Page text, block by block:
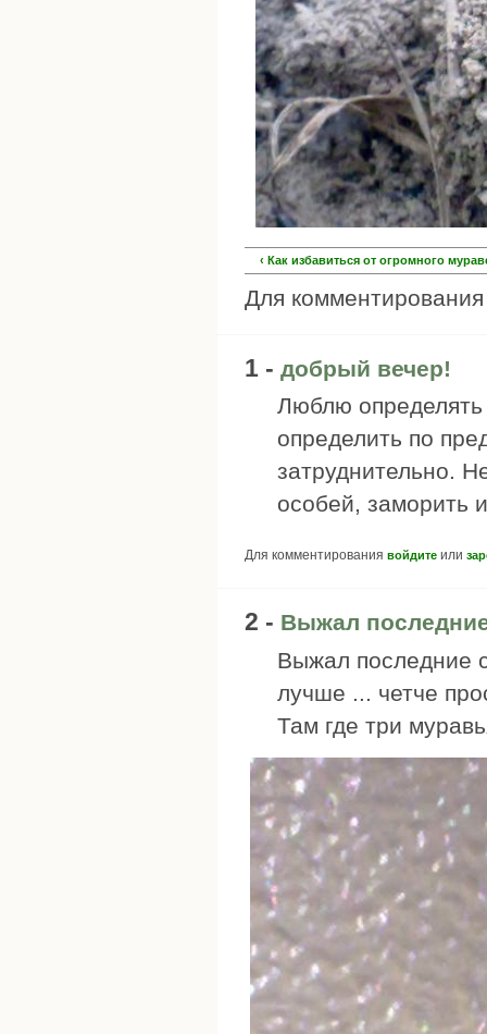
‹ Как избавиться от огромного
Для
1 - добрый вечер!
Люблю
определить по
затруднительно.
особей, заморить
Для комментирования войдите или
2 - Выжал
Выжал последние
лучше ... четче
Там где три